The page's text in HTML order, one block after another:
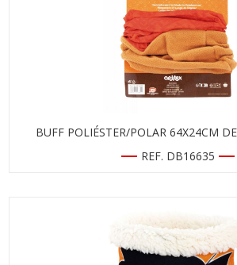
BUFF POLIÉSTER/POLAR 64X24CM
REF. DB16635